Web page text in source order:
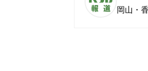
岡山・